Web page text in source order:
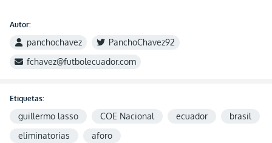
Autor:
panchochavez
PanchoChavez92
fchavez@futbolecuador.com
Etiquetas:
guillermo lasso COE Nacional ecuador
brasil
eliminatorias
aforo